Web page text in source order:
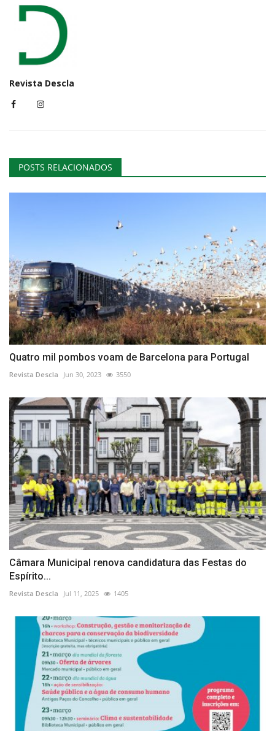
Revista Descla
POSTS RELACIONADOS
Quatro mil pombos voam de Barcelona para Portugal
Revista Descla Jun 30, 2023 3550
Câmara Municipal renova candidatura das Festas do
Espírito...
Revista Descla Jul 11, 2025 1405